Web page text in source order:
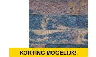
KORTING MOGELIJK!